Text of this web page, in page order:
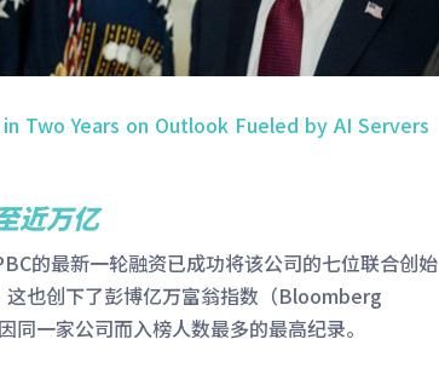
Two Years on Outlook Fueled by AI Servers
近万亿
的最新一轮融资已成功将该公司的七位联合创始
这也创下了彭博亿万富翁指数（Bloomberg
一家公司而入榜人数最多的最高纪录。